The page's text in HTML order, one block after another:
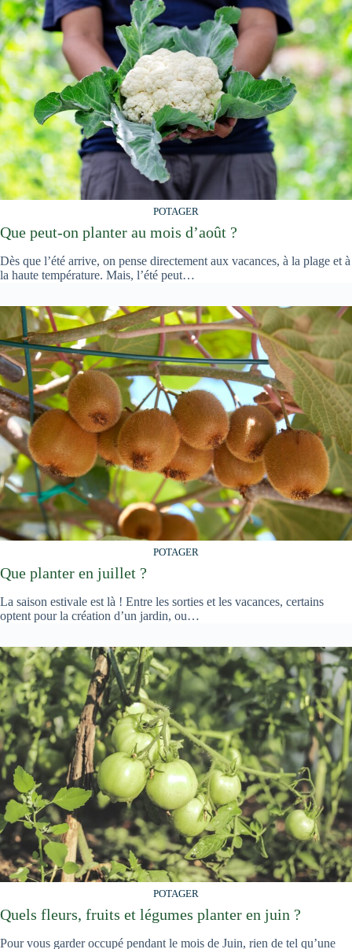
POTAGER
Que peut-on planter au mois d’août ?
Dès que l’été arrive, on pense directement aux vacances, à la plage et à
la haute température. Mais, l’été peut…
POTAGER
Que planter en juillet ?
La saison estivale est là ! Entre les sorties et les vacances, certains
optent pour la création d’un jardin, ou…
POTAGER
Quels fleurs, fruits et légumes planter en juin ?
Pour vous garder occupé pendant le mois de Juin, rien de tel qu’une